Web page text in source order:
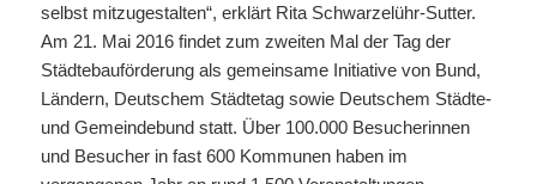
selbst mitzugestalten“, erklärt Rita Schwarzelühr-Sutter.
Am 21. Mai 2016 findet zum zweiten Mal der Tag der
Städtebauförderung als gemeinsame Initiative von Bund,
Ländern, Deutschem Städtetag sowie Deutschem Städte-
und Gemeindebund statt. Über 100.000 Besucherinnen
und Besucher in fast 600 Kommunen haben im